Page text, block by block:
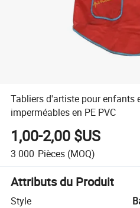
Tabliers d'artiste pour enfants
imperméables en PE PVC
1,00-2,00 $US
3 000 Pièces (MOQ)
Attributs du Produit
Style